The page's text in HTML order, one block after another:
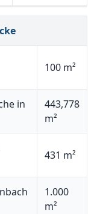
100 m²
in
443,778
m²
431 m²
1.000
m²